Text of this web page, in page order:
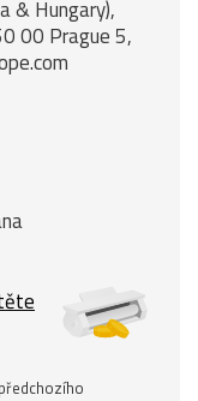
& Hungary),
00 Prague 5,